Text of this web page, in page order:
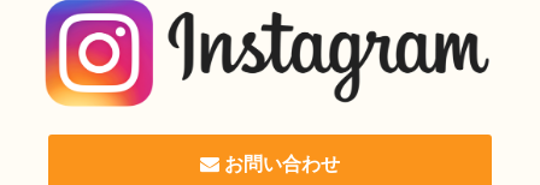
お問い合わせ